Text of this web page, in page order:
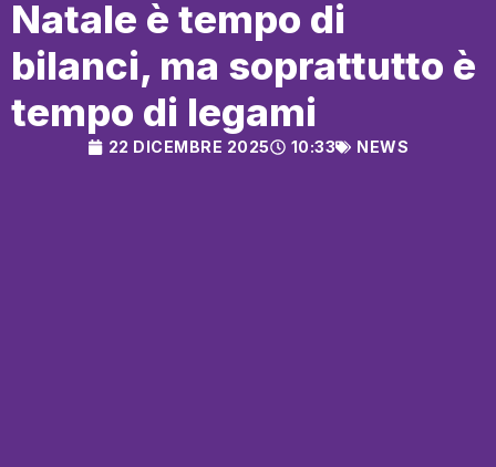
Natale è tempo di
bilanci, ma soprattutto è
tempo di legami
22 DICEMBRE 2025 10:33 NEWS